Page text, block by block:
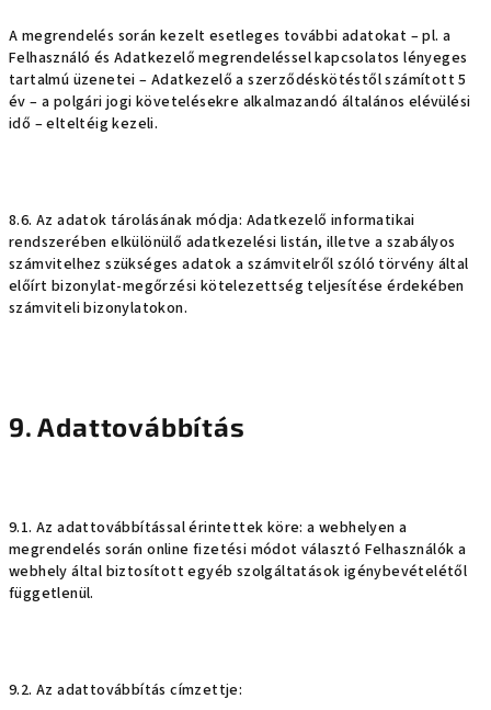
A megrendelés során kezelt esetleges további adatokat – pl. a
Felhasználó és Adatkezelő megrendeléssel kapcsolatos lényeges
tartalmú üzenetei – Adatkezelő a szerződéskötéstől számított 5
év – a polgári jogi követelésekre alkalmazandó általános elévülési
idő – elteltéig kezeli.
8.6. Az adatok tárolásának módja: Adatkezelő informatikai
rendszerében elkülönülő adatkezelési listán, illetve a szabályos
számvitelhez szükséges adatok a számvitelről szóló törvény által
előírt bizonylat-megőrzési kötelezettség teljesítése érdekében
számviteli bizonylatokon.
9. Adattovábbítás
9.1. Az adattovábbítással érintettek köre: a webhelyen a
megrendelés során online fizetési módot választó Felhasználók a
webhely által biztosított egyéb szolgáltatások igénybevételétől
függetlenül.
9.2. Az adattovábbítás címzettje: